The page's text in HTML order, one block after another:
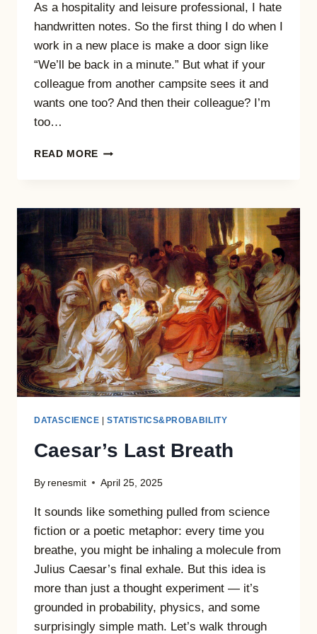
As a hospitality and leisure professional, I hate
handwritten notes. So the first thing I do when I
work in a new place is make a door sign like
“We’ll be back in a minute.” But what if your
colleague from another campsite sees it and
wants one too? And then their colleague? I’m
too…
READ MORE NO
A
STREAMLIT
TOOL
FOR
INSTANT
PDF
DOOR
SIGNS
DATASCIENCE |STATISTICS&PROBABILITY
Caesar’s Last Breath
By renesmit April 25, 2025
It sounds like something pulled from science
fiction or a poetic metaphor: every time you
breathe, you might be inhaling a molecule from
Julius Caesar’s final exhale. But this idea is
more than just a thought experiment — it’s
grounded in probability, physics, and some
surprisingly simple math. Let’s walk through